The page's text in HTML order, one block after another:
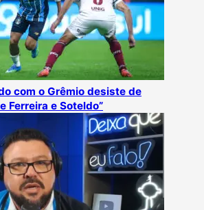
com o Grêmio desiste de
Ferreira e Soteldo”